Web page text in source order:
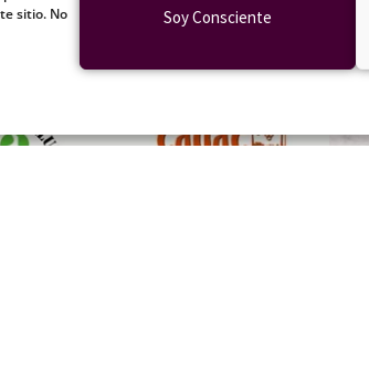
sitio. No
Soy Consciente
sobre el libro Iatrogenia, la
la Bestia.